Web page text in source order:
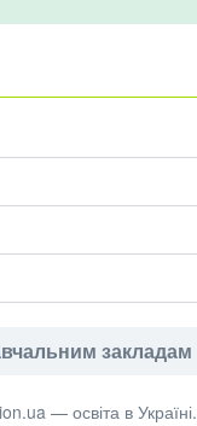
закладам
— освіта в Україні.